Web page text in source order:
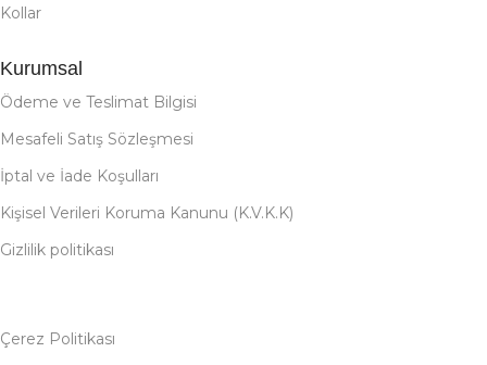
Kollar
Kurumsal
Ödeme ve Teslimat Bilgisi
Mesafeli Satış Sözleşmesi
İptal ve İade Koşulları
Kişisel Verileri Koruma Kanunu (K.V.K.K)
Gizlilik politikası
Çerez Politikası